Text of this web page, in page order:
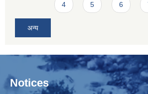
4 5 6
अन्य
Notices